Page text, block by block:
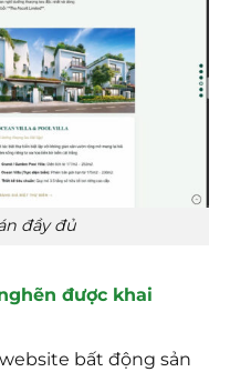
đầy đủ
được khai
bất động sản